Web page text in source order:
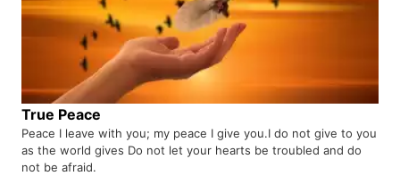
True Peace
Peace I leave with you; my peace I give you.I do not give to you
as the world gives Do not let your hearts be troubled and do
not be afraid.